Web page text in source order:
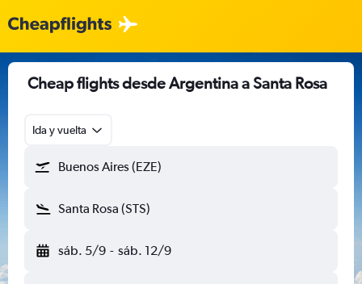
Cheap flights desde Argentina a Santa Rosa
Ida y vuelta
Buenos Aires (EZE)
Santa Rosa (STS)
sáb. 5/9 - sáb. 12/9